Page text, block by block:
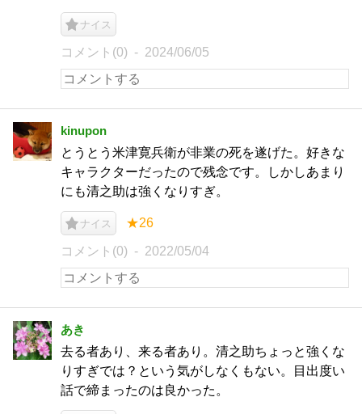
ナイス
コメント(0) 2024/06/05
kinupon
とうとう米津寛兵衛が非業の死を遂げた。好きな
キャラクターだったので残念です。しかしあまり
にも清之助は強くなりすぎ。
ナイス ★26
コメント(0) 2022/05/04
あき
去る者あり、来る者あり。清之助ちょっと強くな
りすぎでは？という気がしなくもない。目出度い
話で締まったのは良かった。